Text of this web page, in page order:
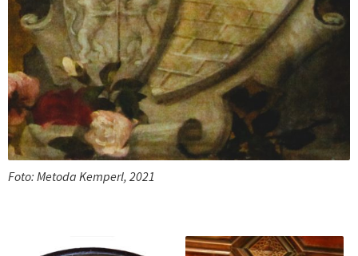
Foto: Metoda Kemperl, 2021